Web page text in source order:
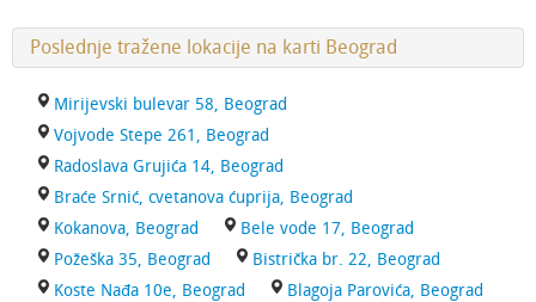
Poslednje tražene lokacije na karti Beograd
Mirijevski bulevar 58, Beograd
Vojvode Stepe 261, Beograd
Radoslava Grujića 14, Beograd
Braće Srnić, cvetanova ćuprija, Beograd
Kokanova, Beograd
Bele vode 17, Beograd
Požeška 35, Beograd
Bistrička br. 22, Beograd
Koste Nađa 10e, Beograd
Blagoja Parovića, Beograd